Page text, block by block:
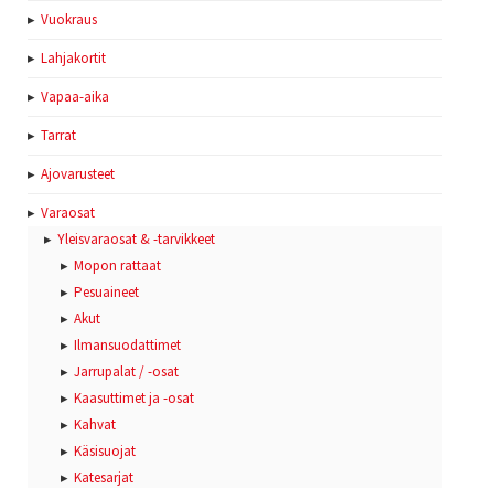
Vuokraus
Lahjakortit
Vapaa-aika
Tarrat
Ajovarusteet
Varaosat
Yleisvaraosat & -tarvikkeet
Mopon rattaat
Pesuaineet
Akut
Ilmansuodattimet
Jarrupalat / -osat
Kaasuttimet ja -osat
Kahvat
Käsisuojat
Katesarjat